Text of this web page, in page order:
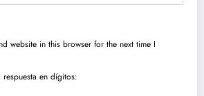
website in this browser for the next time I
en dígitos: